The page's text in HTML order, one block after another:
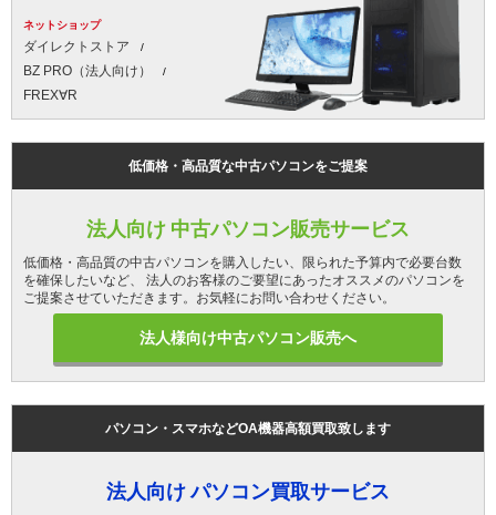
ネットショップ
ダイレクトストア
BZ PRO（法人向け）
FREX∀R
低価格・高品質な中古パソコンをご提案
法人向け 中古パソコン販売サービス
低価格・高品質の中古パソコンを購入したい、限られた予算内で必要台数
を確保したいなど、 法人のお客様のご要望にあったオススメのパソコンを
ご提案させていただきます。お気軽にお問い合わせください。
法人様向け中古パソコン販売へ
パソコン・スマホなどOA機器高額買取致します
法人向け パソコン買取サービス